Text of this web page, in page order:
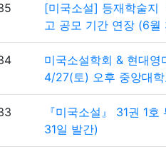
[미국소설] 등재학술지
고 공모 기간 연장 (6월
미국소설학회 & 현대
4/27(토) 오후 중앙대
『미국소설』 31권 1
31일 발간)